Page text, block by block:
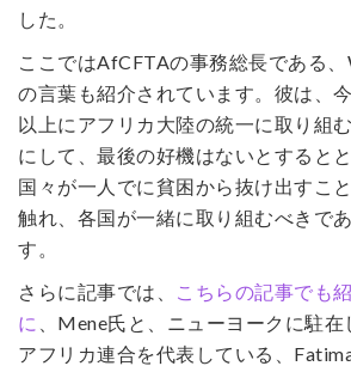
した。
ここではAfCFTAの事務総長である
の言葉も紹介されています。彼は、
以上にアフリカ大陸の統一に取り組
にして、最後の好機はないとすると
国々が一人でに貧困から抜け出すこ
触れ、各国が一緒に取り組むべきで
す。
さらに記事では、
こちらの記事でも
に
、Mene氏と、ニューヨークに駐
アフリカ連合を代表している、